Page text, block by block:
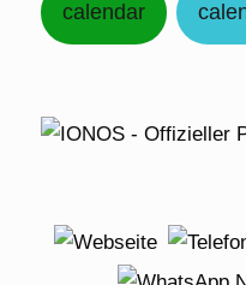
calendar